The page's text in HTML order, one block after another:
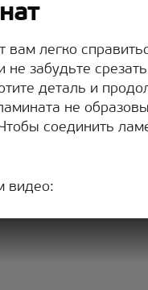
легко
не забудьте
деталь и
не
соединить
видео: